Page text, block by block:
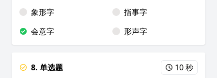
象形字
指事字
会意字
形声字
8. 单选题 10 秒